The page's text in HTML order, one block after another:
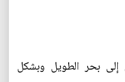
إلى بحر الطويل وبشكل